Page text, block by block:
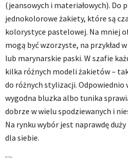
(jeansowych i materiałowych). Do
jednokolorowe żakiety, które są
kolorystyce pastelowej. Na mniej
mogą być wzorzyste, na przykład
lub marynarskie paski. W szafie
kilka różnych modeli żakietów –
do różnych stylizacji. Odpowiednio
wygodna bluzka albo tunika
dobrze w wielu spodziewanych i
Na rynku wybór jest naprawdę
dla siebie.